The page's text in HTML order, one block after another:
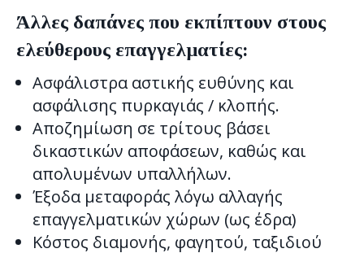
Άλλες δαπάνες που εκπίπτουν στους
ελεύθερους επαγγελματίες:
Ασφάλιστρα αστικής ευθύνης και
ασφάλισης πυρκαγιάς / κλοπής.
Αποζημίωση σε τρίτους βάσει
δικαστικών αποφάσεων, καθώς και
απολυμένων υπαλλήλων.
Έξοδα μεταφοράς λόγω αλλαγής
επαγγελματικών χώρων (ως έδρα)
Κόστος διαμονής, φαγητού, ταξιδιού